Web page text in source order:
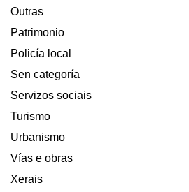
Outras
Patrimonio
Policía local
Sen categoría
Servizos sociais
Turismo
Urbanismo
Vías e obras
Xerais